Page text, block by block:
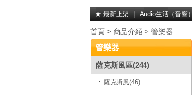
★ 最新上架 Audio生活（音響）
首頁 > 商品介紹 > 管樂器
管樂器
薩克斯風區(244)
薩克斯風(46)